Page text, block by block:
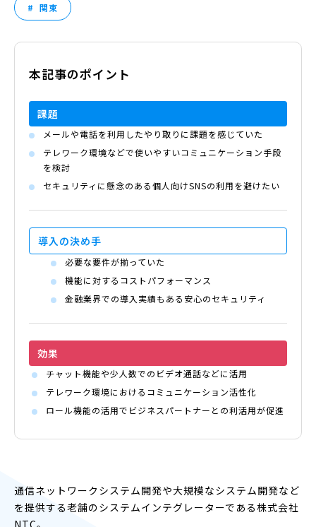
関東
本記事のポイント
課題
メールや電話を利用したやり取りに課題を感じていた
テレワーク環境などで使いやすいコミュニケーション手段
を検討
セキュリティに懸念のある個人向けSNSの利用を避けたい
導入の決め手
必要な要件が揃っていた
機能に対するコストパフォーマンス
金融業界での導入実績もある安心のセキュリティ
効果
チャット機能や少人数でのビデオ通話などに活用
テレワーク環境におけるコミュニケーション活性化
ロール機能の活用でビジネスパートナーとの利活用が促進
通信ネットワークシステム開発や大規模なシステム開発など
を提供する老舗のシステムインテグレーターである株式会社
NTC。